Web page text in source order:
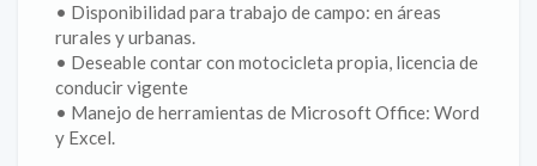
• Disponibilidad para trabajo de campo: en áreas
rurales y urbanas.
• Deseable contar con motocicleta propia, licencia de
conducir vigente
• Manejo de herramientas de Microsoft Office: Word
y Excel.